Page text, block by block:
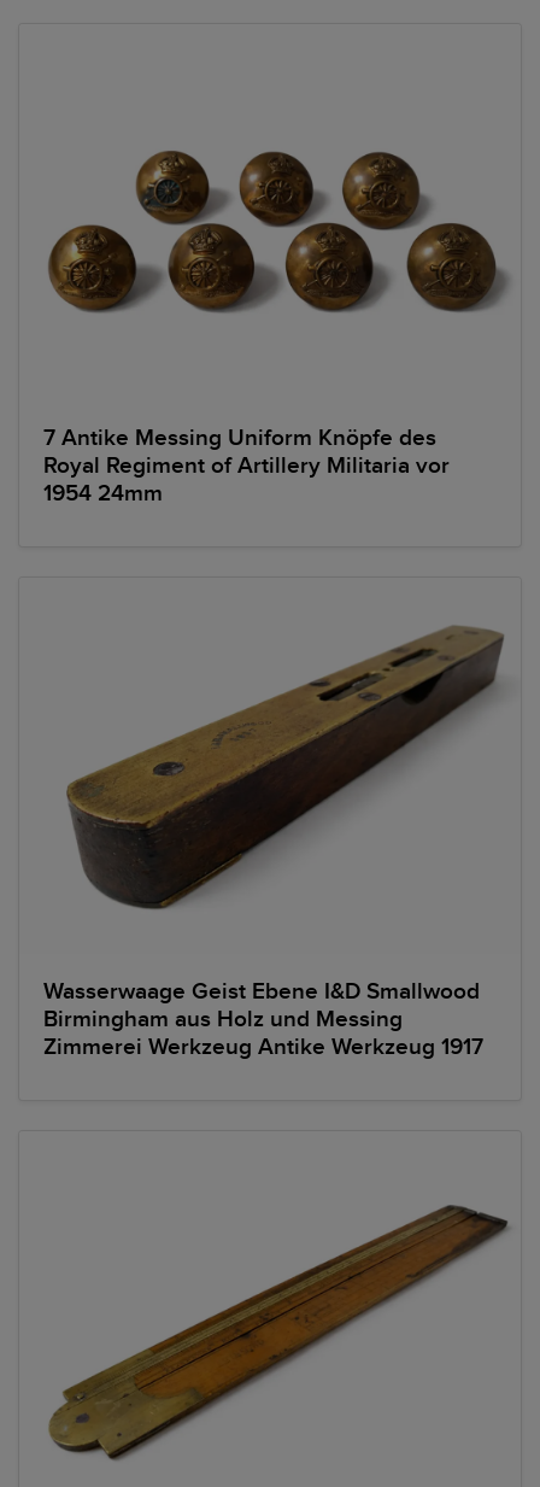
7 Antike Messing Uniform Knöpfe des
Royal Regiment of Artillery Militaria vor
1954 24mm
Wasserwaage Geist Ebene I&D Smallwood
Birmingham aus Holz und Messing
Zimmerei Werkzeug Antike Werkzeug 1917